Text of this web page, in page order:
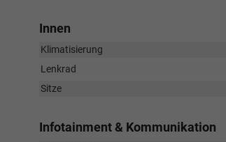
Innen
Klimatisierung
Lenkrad
Sitze
Infotainment & Kommunikation